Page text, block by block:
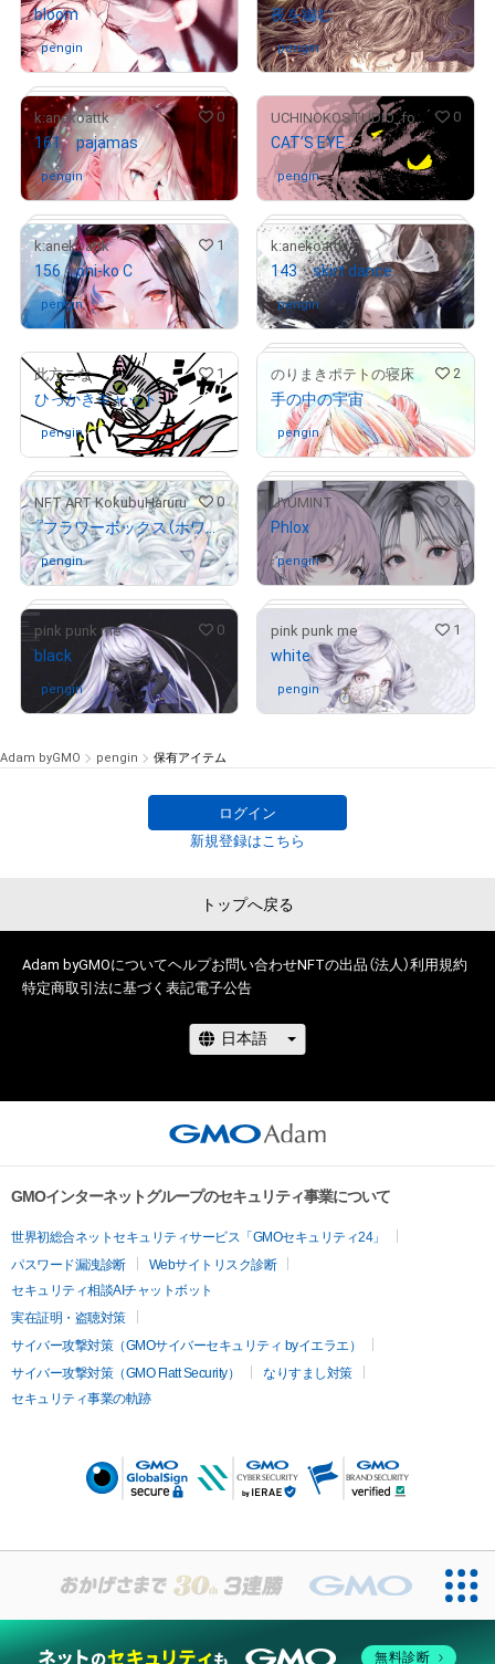
# 74/300 # 5/100
# 1/100
bloom
pengin さんが保有中
# 1/5
夜を編む
penginさんが保有中
# 7/100
k:anekoattk 0
161 pajamas
pengin さんが保有中
UCHINOKOSTUDIO_foNfoN 0
CAT’S EYE
penginさんが保有中
# 2/100
k:anekoattk 1
156 oni-ko C
penginさんが保有中
# 11/100
k:anekoattk 1
143 skirt dance
pengin さんが保有中
此方こな 1
ひっかきキャット
penginさんが保有中
# 1/5
のりまきポテトの寝床 2
手の中の宇宙
penginさんが保有中
NFT ART KokubuHaruru 0
『フラワーボックス（ホワイト）』
penginさんが保有中
# 53/100
UYUMINT 2
Phlox
penginさんが保有中
# 14/15
pink punk me 0
black
penginさんが保有中
pink punk me 1
white
penginさんが保有中
Adam byGMO pengin 保有アイテム
ログイン
新規登録はこちら
トップへ戻る
Adam byGMOについてヘルプお問い合わせNFTの出品（法人）利用規約
特定商取引法に基づく表記電子公告
GMOインターネットグループのセキュリティ事業について
世界初総合ネットセキュリティサービス「GMOセキュリティ24」
パスワード漏洩診断
Webサイトリスク診断
セキュリティ相談AIチャットボット
実在証明・盗聴対策
サイバー攻撃対策（GMOサイバーセキュリティ byイエラエ）
サイバー攻撃対策（GMO Flatt Security）
なりすまし対策
セキュリティ事業の軌跡
無料診断